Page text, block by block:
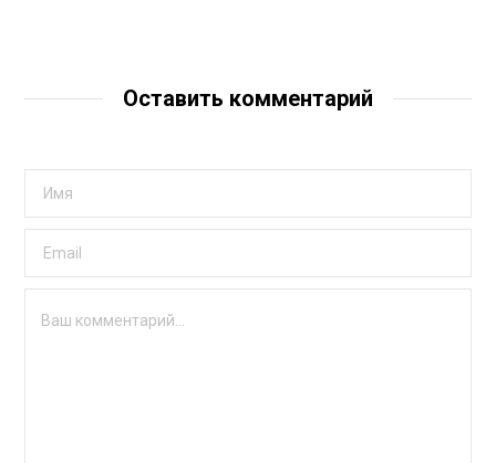
Оставить комментарий